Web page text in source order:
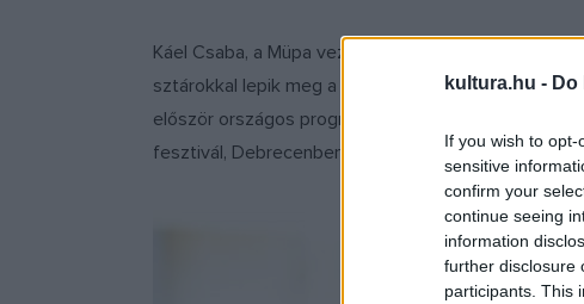
kultura.hu -
If you wish to
sensitive
confirm your
continue seeing
information
further disclosure
participants. This
Káel Csaba, a Müpa vezérigazgatója, a Bartók
sztárokkal lepik meg a közönséget számtalan
először országos programmal várja a közönséget a
fesztivál, Debrecenben pedig szerdán kezdődnek